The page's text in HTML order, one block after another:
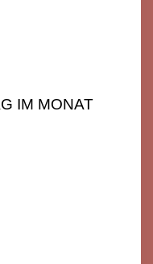
IM MONAT